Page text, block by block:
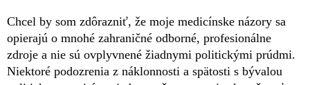
Chcel by som zdôrazniť, že moje medicínske názory sa
opierajú o mnohé zahraničné odborné, profesionálne
zdroje a nie sú ovplyvnené žiadnymi politickými prúdmi.
Niektoré podozrenia z náklonnosti a spätosti s bývalou